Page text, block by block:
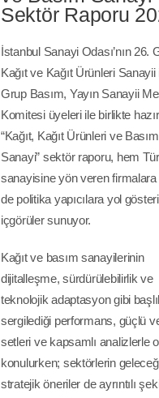
Sektör Raporu
İstanbul Sanayi Odası’nın 26.
Kağıt ve Kağıt Ürünleri Sanayii
Grup Basım, Yayın Sanayii
Komitesi üyeleri ile birlikte
“Kağıt, Kağıt Ürünleri ve Basım
Sanayi” sektör raporu, hem
sanayisine yön veren firmalara
de politika yapıcılara yol
içgörüler sunuyor.
Kağıt ve basım sanayilerinin
dijitalleşme, sürdürülebilirlik ve
teknolojik adaptasyon gibi
sergilediği performans, güçlü
setleri ve kapsamlı analizlerle
konulurken; sektörlerin
stratejik öneriler de ayrıntılı